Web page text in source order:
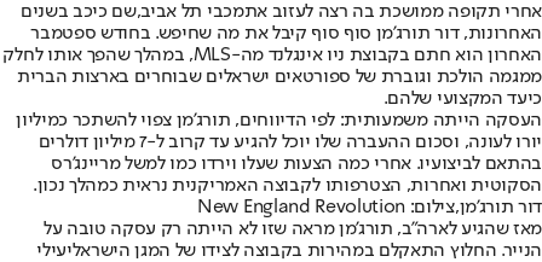
אחרי תקופה ממושכת בה רצה לעזוב אתמכבי תל אביב,שם כיכב בשנים
האחרונות, דור תורג'מן סוף סוף קיבל את מה שחיפש. בחודש ספטמבר
האחרון הוא חתם בקבוצת ניו אינגלנד מה-MLS, במהלך שהפך אותו לחלק
ממגמה הולכת וגוברת של ספורטאים ישראלים שבוחרים בארצות הברית
כיעד המקצועי שלהם.
העסקה הייתה משמעותית: לפי הדיווחים, תורג'מן צפוי להשתכר כמיליון
יורו לעונה, וסכום ההעברה שלו יוכל להגיע עד קרוב ל-7 מיליון דולרים
בהתאם לביצועיו. אחרי כמה הצעות שעלו וירדו כמו למשל מריינג'רס
הסקוטית ואחרות, הצטרפותו לקבוצה האמריקנית נראית כמהלך נכון.
דור תורג'מן,צילום: New England Revolution
מאז שהגיע לארה"ב, תורג'מן מראה שזו לא הייתה רק עסקה טובה על
הנייר. החלוץ התאקלם במהירות בקבוצה לצידו של המגן הישראליעילי